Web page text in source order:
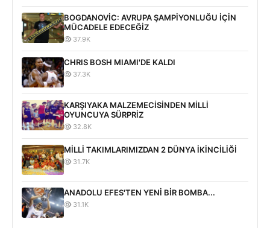
BOGDANOVİC: AVRUPA ŞAMPİYONLUĞU İÇİN
MÜCADELE EDECEĞİZ
37.9K
CHRIS BOSH MIAMI'DE KALDI
37.3K
KARŞIYAKA MALZEMECİSİNDEN MİLLİ
OYUNCUYA SÜRPRİZ
32.8K
MİLLİ TAKIMLARIMIZDAN 2 DÜNYA İKİNCİLİĞİ
31.7K
ANADOLU EFES'TEN YENİ BİR BOMBA...
31.1K